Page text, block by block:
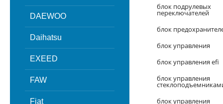
DAEWOO
Daihatsu
EXEED
FAW
Fiat
блок подрулевых
переключателей
блок
блок управления
блок управления efi
блок управления
блок управления